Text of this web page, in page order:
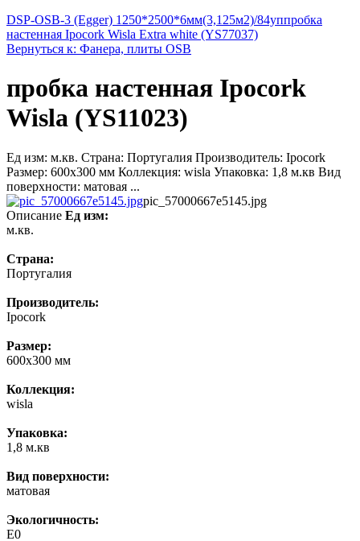
DSP-OSB-3 (Egger) 1250*2500*6мм(3,125м2)/84уппробка
настенная Ipocork Wisla Extra white (YS77037)
Вернуться к: Фанера, плиты OSB
пробка настенная Ipocork
Wisla (YS11023)
Ед изм: м.кв. Страна: Португалия Производитель: Ipocork
Размер: 600x300 мм Коллекция: wisla Упаковка: 1,8 м.кв Вид
поверхности: матовая ...
pic_57000667e5145.jpg
Описание Ед изм:
м.кв.
Страна:
Португалия
Производитель:
Ipocork
Размер:
600x300 мм
Коллекция:
wisla
Упаковка:
1,8 м.кв
Вид поверхности:
матовая
Экологичность:
E0